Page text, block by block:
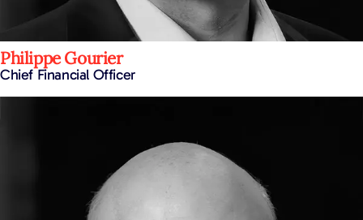
Philippe Gourier
Chief Financial Officer